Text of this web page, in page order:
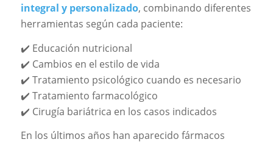
integral y personalizado, combinando diferentes
herramientas según cada paciente:
✔️ Educación nutricional
✔️ Cambios en el estilo de vida
✔️ Tratamiento psicológico cuando es necesario
✔️ Tratamiento farmacológico
✔️ Cirugía bariátrica en los casos indicados
En los últimos años han aparecido fármacos